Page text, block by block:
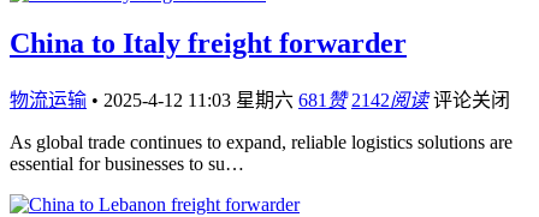
China to Italy freight forwarder
物流运输 • 2025-4-12 11:03 星期六 681 赞 2142阅读 评论关闭
As global trade continues to expand, reliable logistics solutions are
essential for businesses to su…